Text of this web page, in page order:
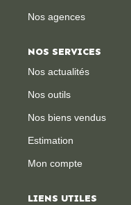
Nos agences
NOS SERVICES
Nos actualités
Nos outils
Nos biens vendus
Estimation
Mon compte
LIENS UTILES